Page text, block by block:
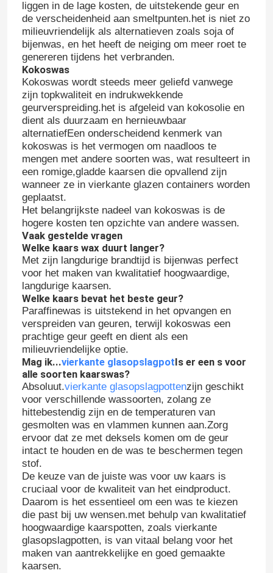
Thuis
Producten
Over ons
Fabrieksreis
Kwaliteitscontrole
liggen in de lage kosten, de uitstekende geur en
de verscheidenheid aan smeltpunten.het is niet zo
milieuvriendelijk als alternatieven zoals soja of
bijenwas, en het heeft de neiging om meer roet te
genereren tijdens het verbranden.
Kokoswas
Kokoswas wordt steeds meer geliefd vanwege
zijn topkwaliteit en indrukwekkende
geurverspreiding.het is afgeleid van kokosolie en
dient als duurzaam en hernieuwbaar
alternatiefEen onderscheidend kenmerk van
kokoswas is het vermogen om naadloos te
mengen met andere soorten was, wat resulteert in
een romige,gladde kaarsen die opvallend zijn
wanneer ze in vierkante glazen containers worden
geplaatst.
Het belangrijkste nadeel van kokoswas is de
hogere kosten ten opzichte van andere wassen.
Vaak gestelde vragen
Welke kaars wax duurt langer?
Met zijn langdurige brandtijd is bijenwas perfect
voor het maken van kwalitatief hoogwaardige,
langdurige kaarsen.
Welke kaars bevat het beste geur?
Paraffinewas is uitstekend in het opvangen en
verspreiden van geuren, terwijl kokoswas een
prachtige geur geeft en dient als een
milieuvriendelijke optie.
Mag ik...vierkante glasopslagpotIs er een s voor
alle soorten kaarswas?
Absoluut.vierkante glasopslagpottenzijn geschikt
voor verschillende wassoorten, zolang ze
hittebestendig zijn en de temperaturen van
gesmolten was en vlammen kunnen aan.Zorg
ervoor dat ze met deksels komen om de geur
intact te houden en de was te beschermen tegen
stof.
De keuze van de juiste was voor uw kaars is
cruciaal voor de kwaliteit van het eindproduct.
Daarom is het essentieel om een was te kiezen
die past bij uw wensen.met behulp van kwalitatief
hoogwaardige kaarspotten, zoals vierkante
glasopslagpotten, is van vitaal belang voor het
maken van aantrekkelijke en goed gemaakte
kaarsen.